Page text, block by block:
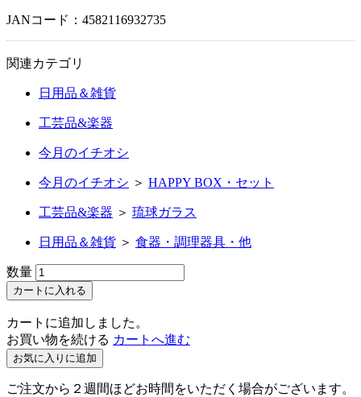
JANコード：4582116932735
関連カテゴリ
日用品＆雑貨
工芸品&楽器
今月のイチオシ
今月のイチオシ ＞ HAPPY BOX・セット
工芸品&楽器 ＞ 琉球ガラス
日用品＆雑貨 ＞ 食器・調理器具・他
数量
カートに入れる
カートに追加しました。
お買い物を続ける カートへ進む
お気に入りに追加
ご注文から２週間ほどお時間をいただく場合がございます。